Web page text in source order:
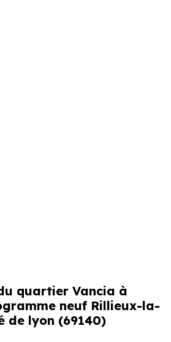
quartier Vancia à
neuf Rillieux-la-
de lyon (69140)